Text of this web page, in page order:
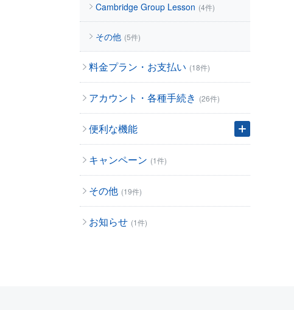
Cambridge Group Lesson (4件)
その他 (5件)
料金プラン・お支払い (18件)
アカウント・各種手続き (26件)
便利な機能
キャンペーン (1件)
その他 (19件)
お知らせ (1件)